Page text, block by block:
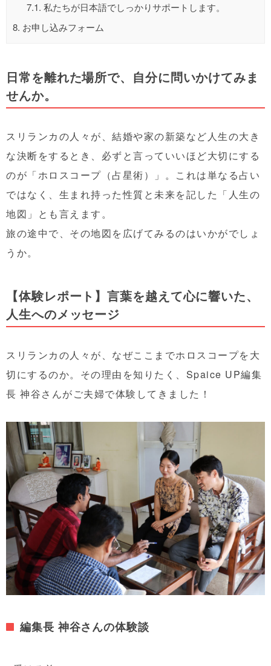
7.1. 私たちが日本語でしっかりサポートします。
8. お申し込みフォーム
日常を離れた場所で、自分に問いかけてみま
せんか。
スリランカの人々が、結婚や家の新築など人生の大き
な決断をするとき、必ずと言っていいほど大切にする
のが「ホロスコープ（占星術）」。これは単なる占い
ではなく、生まれ持った性質と未来を記した「人生の
地図」とも言えます。
旅の途中で、その地図を広げてみるのはいかがでしょ
うか。
【体験レポート】言葉を越えて心に響いた、
人生へのメッセージ
スリランカの人々が、なぜここまでホロスコープを大
切にするのか。その理由を知りたく、Spaice UP編集
長 神谷さんがご夫婦で体験してきました！
編集長 神谷さんの体験談